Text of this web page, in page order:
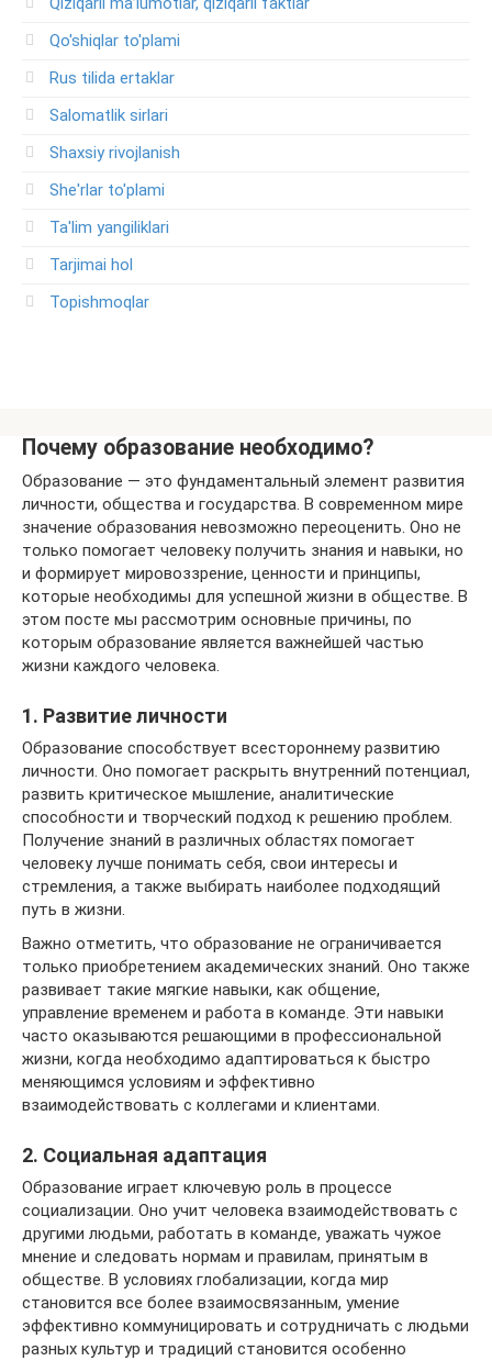
Qo'shiqlar to'plami
Rus tilida ertaklar
Salomatlik sirlari
Shaxsiy rivojlanish
She'rlar to'plami
Ta'lim yangiliklari
Tarjimai hol
Topishmoqlar
Почему образование необходимо?
Образование — это фундаментальный элемент развития
личности, общества и государства. В современном мире
значение образования невозможно переоценить. Оно не
только помогает человеку получить знания и навыки, но
и формирует мировоззрение, ценности и принципы,
которые необходимы для успешной жизни в обществе. В
этом посте мы рассмотрим основные причины, по
которым образование является важнейшей частью
жизни каждого человека.
1. Развитие личности
Образование способствует всестороннему развитию
личности. Оно помогает раскрыть внутренний потенциал,
развить критическое мышление, аналитические
способности и творческий подход к решению проблем.
Получение знаний в различных областях помогает
человеку лучше понимать себя, свои интересы и
стремления, а также выбирать наиболее подходящий
путь в жизни.
Важно отметить, что образование не ограничивается
только приобретением академических знаний. Оно также
развивает такие мягкие навыки, как общение,
управление временем и работа в команде. Эти навыки
часто оказываются решающими в профессиональной
жизни, когда необходимо адаптироваться к быстро
меняющимся условиям и эффективно
взаимодействовать с коллегами и клиентами.
2. Социальная адаптация
Образование играет ключевую роль в процессе
социализации. Оно учит человека взаимодействовать с
другими людьми, работать в команде, уважать чужое
мнение и следовать нормам и правилам, принятым в
обществе. В условиях глобализации, когда мир
становится все более взаимосвязанным, умение
эффективно коммуницировать и сотрудничать с людьми
разных культур и традиций становится особенно